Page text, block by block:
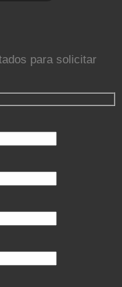
para solicitar